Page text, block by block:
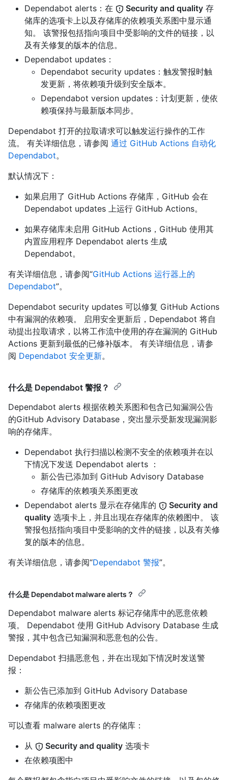
Dependabot alerts：在
Security and quality 存
储库的选项卡上以及存储库的依赖项关系图中显示通
知。 该警报包括指向项目中受影响的文件的链接，以
及有关修复的版本的信息。
Dependabot updates：
Dependabot security updates：触发警报时触
发更新，将依赖项升级到安全版本。
Dependabot version updates：计划更新，使依
赖项保持与最新版本同步。
Dependabot 打开的拉取请求可以触发运行操作的工作
流。 有关详细信息，请参阅 通过 GitHub Actions 自动化
Dependabot。
默认情况下：
如果启用了 GitHub Actions 存储库，GitHub 会在
Dependabot updates 上运行 GitHub Actions。
如果存储库未启用 GitHub Actions，GitHub 使用其
内置应用程序 Dependabot alerts 生成
Dependabot。
有关详细信息，请参阅“GitHub Actions 运行器上的
Dependabot”。
Dependabot security updates 可以修复 GitHub Actions
中有漏洞的依赖项。 启用安全更新后，Dependabot 将自
动提出拉取请求，以将工作流中使用的存在漏洞的 GitHub
Actions 更新到最低的已修补版本。 有关详细信息，请参
阅 Dependabot 安全更新。
什么是 Dependabot 警报？
Dependabot alerts 根据依赖关系图和包含已知漏洞公告
的GitHub Advisory Database，突出显示受新发现漏洞影
响的存储库。
Dependabot 执行扫描以检测不安全的依赖项并在以
下情况下发送 Dependabot alerts ：
新公告已添加到 GitHub Advisory Database
存储库的依赖项关系图更改
Dependabot alerts 显示在存储库的
Security and
quality 选项卡上，并且出现在存储库的依赖图中。 该
警报包括指向项目中受影响的文件的链接，以及有关修
复的版本的信息。
有关详细信息，请参阅“Dependabot 警报”。
什么是 Dependabot malware alerts？
Dependabot malware alerts 标记存储库中的恶意依赖
项。 Dependabot 使用 GitHub Advisory Database 生成
警报，其中包含已知漏洞和恶意包的公告。
Dependabot 扫描恶意包，并在出现如下情况时发送警
报：
新公告已添加到 GitHub Advisory Database
存储库的依赖项图更改
可以查看 malware alerts 的存储库：
从
Security and quality 选项卡
在依赖项图中